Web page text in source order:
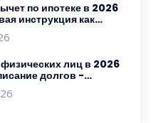
по ипотеке в 2026
инструкция как
000 рублей
лиц в 2026
долгов -
выход